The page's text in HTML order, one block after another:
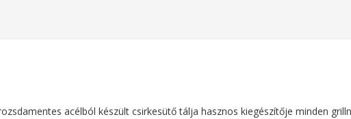
acélból készült csirkesütő tálja hasznos kiegészítője minden